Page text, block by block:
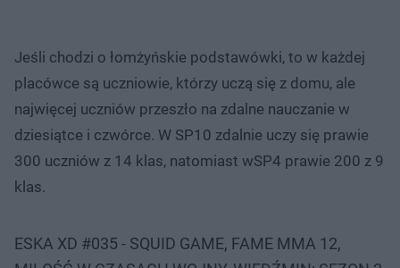
Jeśli chodzi o łomżyńskie podstawówki, to w każdej
placówce są uczniowie, którzy uczą się z domu, ale
najwięcej uczniów przeszło na zdalne nauczanie w
dziesiątce i czwórce. W SP10 zdalnie uczy się prawie
300 uczniów z 14 klas, natomiast wSP4 prawie 200 z 9
klas.
ESKA XD #035 - SQUID GAME, FAME MMA 12,